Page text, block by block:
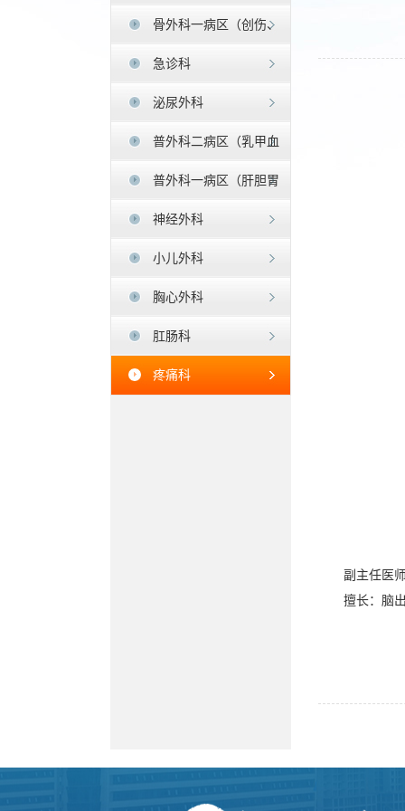
骨外科一病区（创伤、
足踝外科）
急诊科
泌尿外科
普外科二病区（乳甲血
管疝）
普外科一病区（肝胆胃
肠)
神经外科
小儿外科
胸心外科
肛肠科
疼痛科
副主任医
擅长：脑